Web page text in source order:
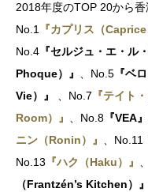
2018年度のTOP 20から香
No.1 『カプリス（Caprice
No.4 『セルジュ・エ・ル
Phoque）』 、No.5 『ベ
Vie） 』 、No.7 『テイト
Room）』 、No.8 『VEA』
ニン（Ronin）』 、No.11
No.13 『ハク（Haku）』
（Frantzén’s Kitchen）』